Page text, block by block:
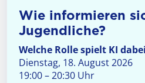
Wie informieren
Jugendliche?
Welche Rolle spielt KI
Dienstag, 18. August 2026
19:00 – 20:30 Uhr